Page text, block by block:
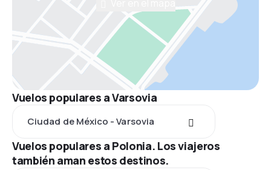
Vuelos populares a Varsovia
Ciudad de México - Varsovia
Vuelos populares a Polonia. Los viajeros
también aman estos destinos.